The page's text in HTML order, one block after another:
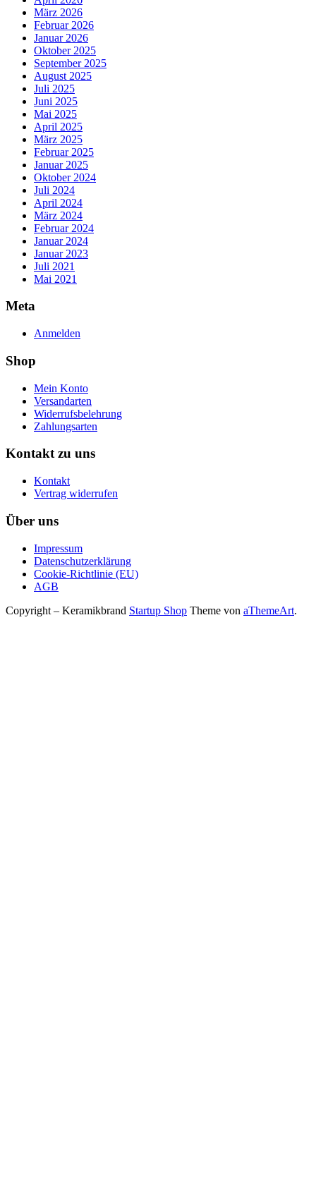
März 2026
Februar 2026
Januar 2026
Oktober 2025
September 2025
August 2025
Juli 2025
Juni 2025
Mai 2025
April 2025
März 2025
Februar 2025
Januar 2025
Oktober 2024
Juli 2024
April 2024
März 2024
Februar 2024
Januar 2024
Januar 2023
Juli 2021
Mai 2021
Meta
Anmelden
Shop
Mein Konto
Versandarten
Widerrufsbelehrung
Zahlungsarten
Kontakt zu uns
Kontakt
Vertrag widerrufen
Über uns
Impressum
Datenschutzerklärung
Cookie-Richtlinie (EU)
AGB
Copyright – Keramikbrand Startup Shop Theme von aThemeArt.